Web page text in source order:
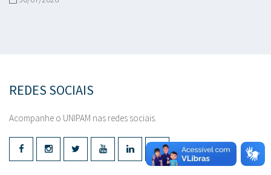
REDES SOCIAIS
Acompanhe o UNIPAM nas redes sociais.